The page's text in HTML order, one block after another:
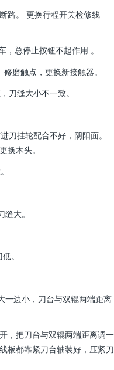
。 更换行程开关检修线
总停止按钮不起作用 。
磨触点，更换新接触器。
缝大小不一致。
挂轮配合不好，阴阳面。
换木头。
大。
。
边小，刀台与双辊两端距离
把刀台与双辊两端距离调一
板都靠紧刀台轴装好，压紧刀